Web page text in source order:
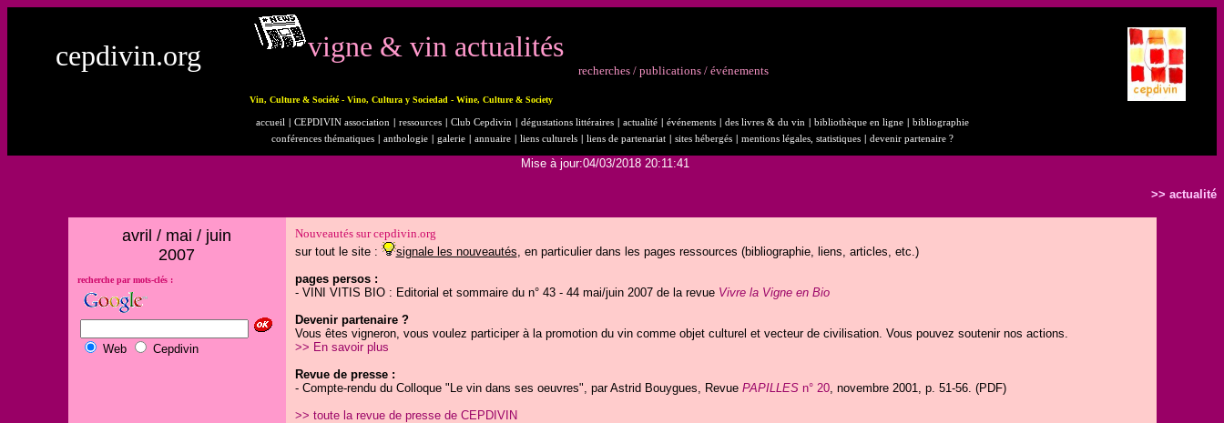
cepdivin.org vigne & vin actualités
recherches / publications / événements
Vin, Culture & Société - Vino, Cultura y Sociedad - Wine, Culture & Society
accueil CEPDIVIN association ressources Club Cepdivin dégustations littéraires actualité événements des livres & du vin bibliothèque en ligne
bibliographie
conférences thématiques
anthologie galerie annuaire liens culturels liens de partenariat sites hébergés mentions légales, statistiques devenir partenaire ?
Mise à jour:04/03/2018 20:11:41
>> actualité
avril / mai / juin
2007
recherche par mots-clés :
Web Cepdivin
Nouveautés sur cepdivin.org
sur tout le site :
signale les nouveautés, en particulier dans les pages ressources (bibliographie, liens, articles, etc.)
pages persos :
- VINI VITIS BIO : Editorial et sommaire du n° 43 - 44 mai/juin 2007 de la revue Vivre la Vigne en Bio
Devenir partenaire ?
Vous êtes vigneron, vous voulez participer à la promotion du vin comme objet culturel et vecteur de civilisation. Vous pouvez soutenir nos actions.
>> En savoir plus
Revue de presse :
- Compte-rendu du Colloque "Le vin dans ses oeuvres", par Astrid Bouygues, Revue PAPILLESn° 20, novembre 2001, p. 51-56. (PDF)
>> toute la revue de presse de CEPDIVIN